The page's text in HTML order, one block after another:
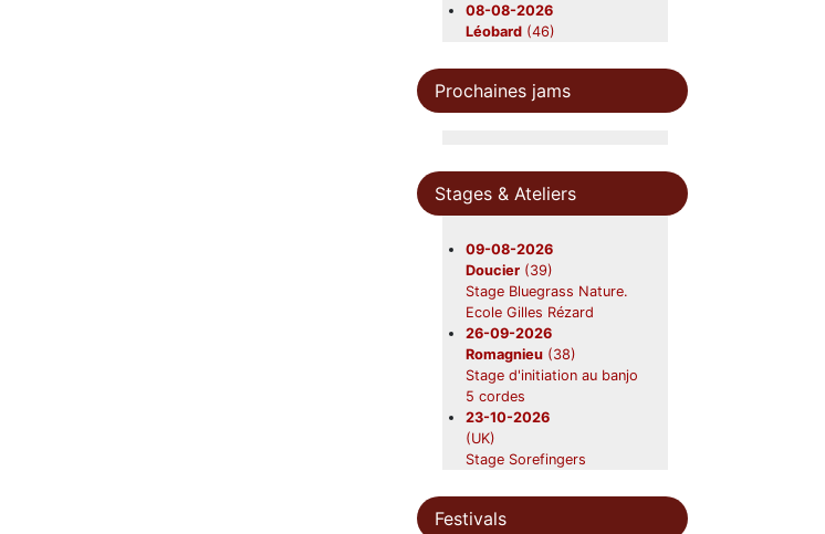
08-08-2026
Léobard (46)
Flamengrass
10-08-2026
Saint-Aubin-sur-mer(01)
Beavers en concert
22-08-2026
Gardouch(31)
Lazy Grass
28-08-2026
Canéjan(33)
Beavers en concert
12-09-2026
Nerac(47)
Beavers
19-09-2026
Foix(09)
Beavers en concert
31-10-2026
Châtres-sur-Cher(41)
Beavers en concert
Prochaines jams
Stages & Ateliers
09-08-2026
Doucier (39)
Stage Bluegrass Nature.
Ecole Gilles Rézard
26-09-2026
Romagnieu (38)
Stage d'initiation au banjo
5 cordes
23-10-2026
(UK)
Stage Sorefingers
05-04-2027
(UK)
Festivals